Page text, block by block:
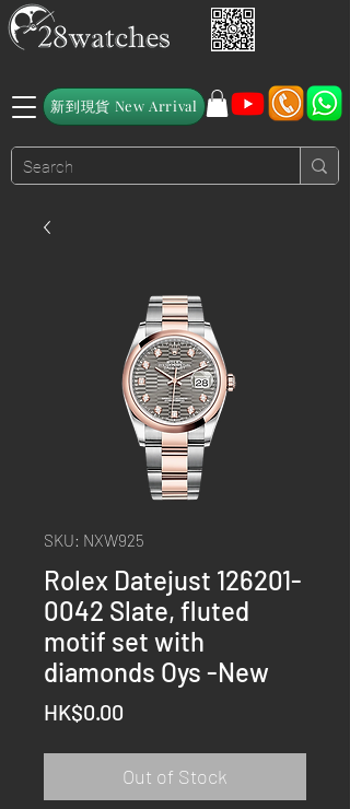
新到現貨 New Arrival
SKU: NXW925
Rolex Datejust 126201-
0042 Slate, fluted
motif set with
diamonds Oys -New
HK$0.00
Out of Stock